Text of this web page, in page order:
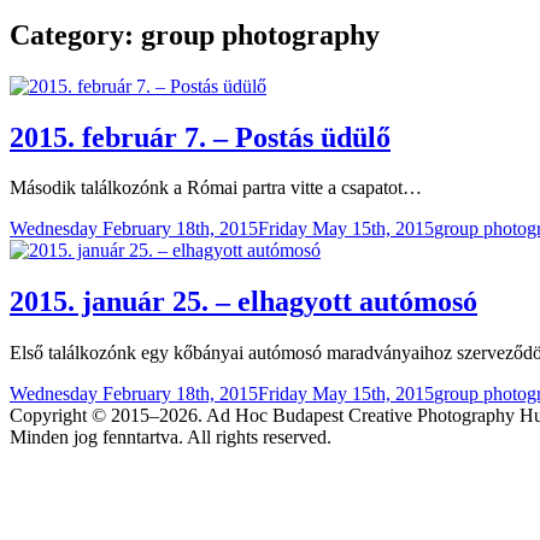
Category: group photography
2015. február 7. – Postás üdülő
Második találkozónk a Római partra vitte a csapatot…
Posted
on
Wednesday February 18th, 2015Friday May 15th, 2015Categories
group
2015. január 25. – elhagyott autómosó
Első találkozónk egy kőbányai autómosó maradványaihoz
Posted
on
Wednesday February 18th, 2015Friday May 15th, 2015Categories
group
Copyright © 2015–2026. Ad Hoc Budapest Creative Photography
Minden jog fenntartva. All rights reserved.